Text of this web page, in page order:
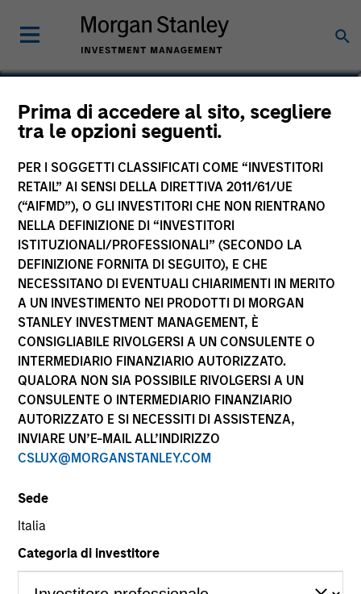
Prima di accedere al sito, scegliere
tra le opzioni seguenti.
PER I SOGGETTI CLASSIFICATI COME “INVESTITORI
RETAIL” AI SENSI DELLA DIRETTIVA 2011/61/UE
(“AIFMD”), O GLI INVESTITORI CHE NON RIENTRANO
NELLA DEFINIZIONE DI “INVESTITORI
ISTITUZIONALI/PROFESSIONALI” (SECONDO LA
DEFINIZIONE FORNITA DI SEGUITO), E CHE
NECESSITANO DI EVENTUALI CHIARIMENTI IN MERITO
A UN INVESTIMENTO NEI PRODOTTI DI MORGAN
STANLEY INVESTMENT MANAGEMENT, È
CONSIGLIABILE RIVOLGERSI A UN CONSULENTE O
INTERMEDIARIO FINANZIARIO AUTORIZZATO.
QUALORA NON SIA POSSIBILE RIVOLGERSI A UN
CONSULENTE O INTERMEDIARIO FINANZIARIO
AUTORIZZATO E SI NECESSITI DI ASSISTENZA,
INVIARE UN’E-MAIL ALL’INDIRIZZO
CSLUX@MORGANSTANLEY.COM
Sede
Italia
Categoria di investitore
James Cullen
Executive Director
YEARS OF INDUSTRY EXPERIENCE
16 Years